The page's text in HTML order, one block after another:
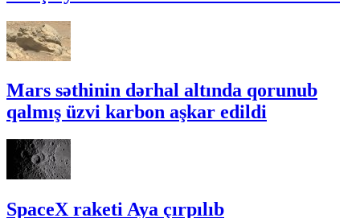
Mars səthinin dərhal altında qorunub
qalmış üzvi karbon aşkar edildi
SpaceX raketi Aya çırpılıb